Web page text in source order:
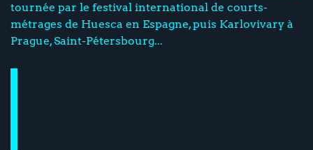
tournée par le festival international de courts-
métrages de Huesca en Espagne, puis Karlovivary à
Prague, Saint-Pétersbourg...